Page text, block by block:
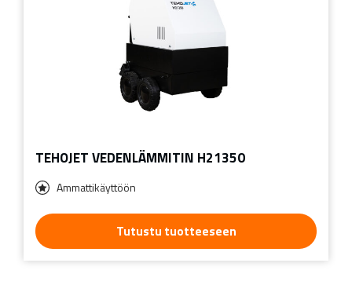
TEHOJET VEDENLÄMMITIN H21350
Ammattikäyttöön
Tutustu tuotteeseen